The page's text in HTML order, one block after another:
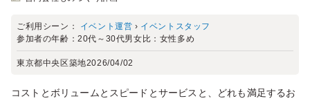
ご利用シーン： イベント運営 › イベントスタッフ
参加者の年齢：20代～30代男女比： 女性多め
東京都中央区築地2026/04/02
コストとボリュームとスピードとサービスと、どれも満足するお